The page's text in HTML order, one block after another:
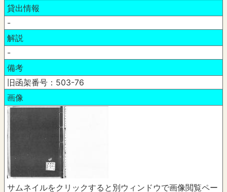
貸出情報
-
解説
-
備考
旧函架番号：503-76
画像
サムネイルをクリックすると別ウィンドウで画像閲覧ペー